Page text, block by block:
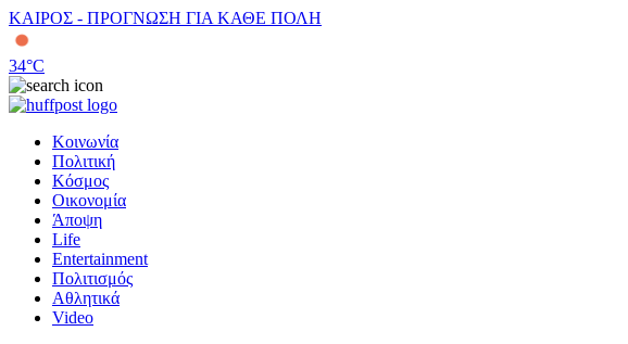
ΚΑΙΡΟΣ - ΠΡΟΓΝΩΣΗ ΓΙΑ ΚΑΘΕ ΠΟΛΗ
34°C
Κοινωνία
Πολιτική
Κόσμος
Οικονομία
Άποψη
Life
Entertainment
Πολιτισμός
Αθλητικά
Video